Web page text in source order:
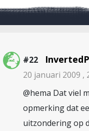
#22
20 januari 2009 ,
@hema Dat viel
opmerking dat
uitzondering op